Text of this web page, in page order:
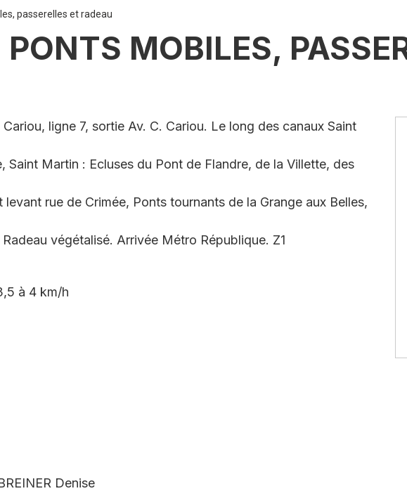
passerelles et radeau
PONTS MOBILES,
ligne 7, sortie Av. C. Cariou. Le long des canaux Saint
Saint Martin : Ecluses du Pont de Flandre, de la Villette, des
rue de Crimée, Ponts tournants de la Grange aux Belles,
végétalisé. Arrivée Métro République. Z1
à 4 km/h
Denise